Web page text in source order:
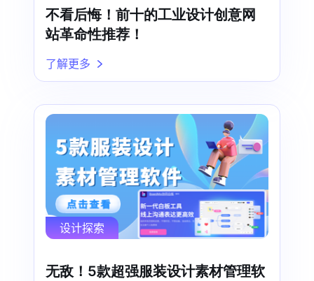
不看后悔！前十的工业设计创意网
站革命性推荐！
了解更多
设计探索
无敌！5款超强服装设计素材管理软